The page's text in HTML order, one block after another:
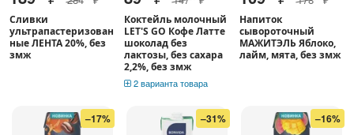
Сливки
ультрапастеризован
ные ЛЕНТА 20%, без
змж
Коктейль молочный
LET'S GO Кофе Латте
шоколад без
лактозы, без сахара
2,2%, без змж
2 варианта товара
Напиток
сывороточный
МАЖИТЭЛЬ Яблоко,
лайм, мята, без змж
–17% –31% –16%